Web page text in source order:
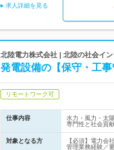
求人詳細を見る
北陸電力株式会社 | 北陸の社会イ
発電設備の【保守・工
リモートワーク可
仕事内容
水力・風力・太
専門性と社会貢
対象となる方
【必須】電力会
管理業務経験／